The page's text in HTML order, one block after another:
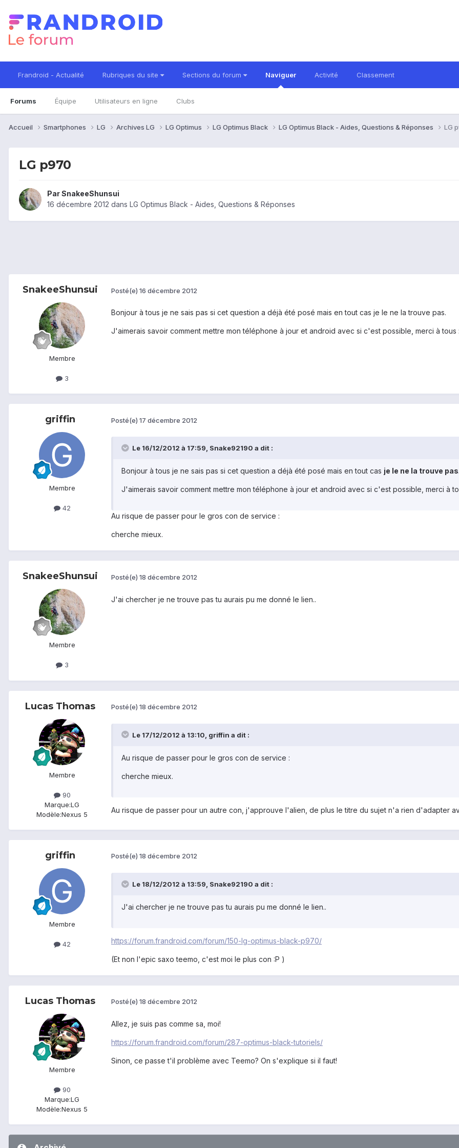
Frandroid - Actualité Rubriques du site Sections du forum Naviguer
Forums Équipe Utilisateurs en ligne Clubs
Activité Classement
Accueil Smartphones LG Archives LG LG Optimus LG Optimus Black LG Optimus Black - Aides, Questions & Réponses LG
LG p970
ParSnakeeShunsui
16 décembre 2012 dans LG Optimus Black - Aides, Questions & Réponses
SnakeeShunsui
Membre
3
Posté(e) 16 décembre 2012
Bonjour à tous je ne sais pas si cet question a déjà été posé mais en tout cas je le ne la trouve pas.
J'aimerais savoir comment mettre mon téléphone à jour et android avec si c'est possible, merci à tous
griffin
Membre
42
Posté(e) 17 décembre 2012
Le 16/12/2012 à 17:59, Snake92190 a dit :
Bonjour à tous je ne sais pas si cet question a déjà été posé mais en tout cas je le ne la trouve pas
J'aimerais savoir comment mettre mon téléphone à jour et android avec si c'est possible, merci à
Au risque de passer pour le gros con de service :
cherche mieux.
SnakeeShunsui
Membre
3
Posté(e) 18 décembre 2012
J'ai chercher je ne trouve pas tu aurais pu me donné le lien..
Lucas Thomas
Membre
90
Marque:LG
Modèle:Nexus 5
Posté(e) 18 décembre 2012
Le 17/12/2012 à 13:10, griffin a dit :
Au risque de passer pour le gros con de service :
cherche mieux.
Au risque de passer pour un autre con, j'approuve l'alien, de plus le titre du sujet n'a rien d'adapter
griffin
Membre
42
Posté(e) 18 décembre 2012
Le 18/12/2012 à 13:59, Snake92190 a dit :
J'ai chercher je ne trouve pas tu aurais pu me donné le lien..
https://forum.frandroid.com/forum/150-lg-optimus-black-p970/
(Et non l'epic saxo teemo, c'est moi le plus con :P )
Lucas Thomas
Membre
90
Marque:LG
Modèle:Nexus 5
Posté(e) 18 décembre 2012
Allez, je suis pas comme sa, moi!
https://forum.frandroid.com/forum/287-optimus-black-tutoriels/
Sinon, ce passe t'il problème avec Teemo? On s'explique si il faut!